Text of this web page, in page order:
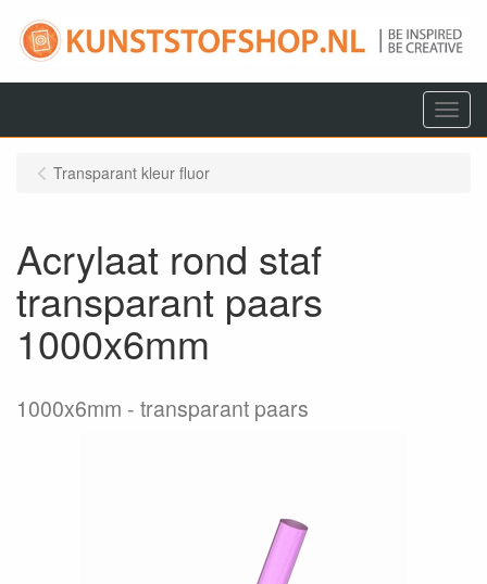
Menu
Transparant kleur fluor
Acrylaat rond staf
transparant paars
1000x6mm
1000x6mm transparant paars